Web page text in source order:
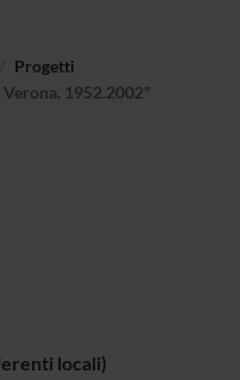
Progetti
1952.2002"
locali)